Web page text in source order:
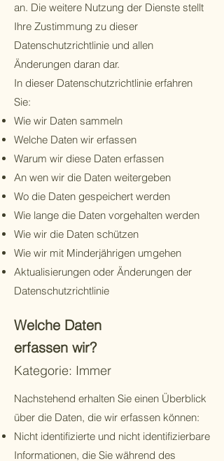
an. Die weitere Nutzung der Dienste stellt
Ihre Zustimmung zu dieser
Datenschutzrichtlinie und allen
Änderungen daran dar.
In dieser Datenschutzrichtlinie erfahren
Sie:
Wie wir Daten sammeln
Welche Daten wir erfassen
Warum wir diese Daten erfassen
An wen wir die Daten weitergeben
Wo die Daten gespeichert werden
Wie lange die Daten vorgehalten werden
Wie wir die Daten schützen
Wie wir mit Minderjährigen umgehen
Aktualisierungen oder Änderungen der
Datenschutzrichtlinie
Welche Daten
erfassen wir?
Kategorie: Immer
Nachstehend erhalten Sie einen Überblick
über die Daten, die wir erfassen können:
Nicht identifizierte und nicht identifizierbare
Informationen, die Sie während des